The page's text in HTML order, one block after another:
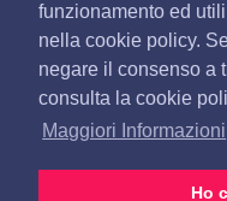
funzionamento ed
nella cookie policy.
negare il consenso a
consulta la cookie
Maggiori Informazioni
Ho